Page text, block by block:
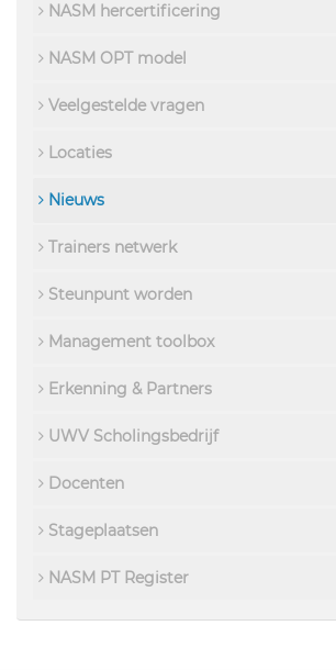
NASM hercertificering
NASM OPT model
Veelgestelde vragen
Locaties
Nieuws
Trainers netwerk
Steunpunt worden
Management toolbox
Erkenning & Partners
UWV Scholingsbedrijf
Docenten
Stageplaatsen
NASM PT Register